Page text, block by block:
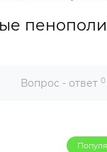
Вопрос - ответ 0